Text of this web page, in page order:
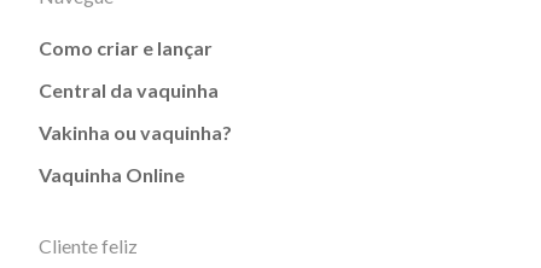
Como criar e lançar
Central da vaquinha
Vakinha ou vaquinha?
Vaquinha Online
Cliente feliz